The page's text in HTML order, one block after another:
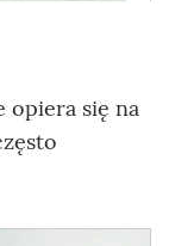
opiera się na